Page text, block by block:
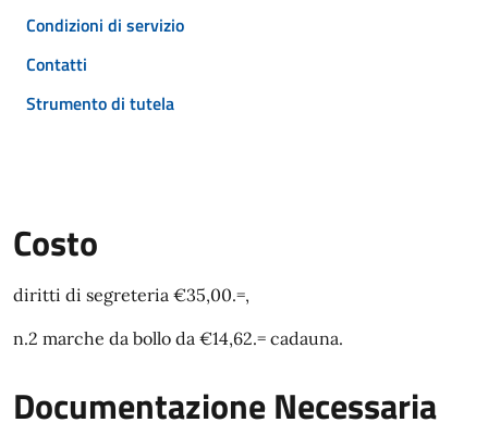
Condizioni di servizio
Contatti
Strumento di tutela
Costo
diritti di segreteria €35,00.=,
n.2 marche da bollo da €14,62.= cadauna.
Documentazione Necessaria